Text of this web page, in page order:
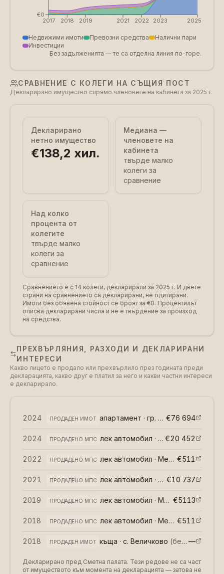
2017 2018 2019 2021 2022 2023 2025
€0
Недвижими имоти Превозни средства
Налични пари
Инвестиции
Без задълженията — те са отделна линия по-горе.
СРАВНЕНИЕ С КОЛЕГИ НА СЪЩИЯ ПОСТ
Декларирано имущество спрямо членовете на кабинета за 2025 г.
Декларирано
нетно имущество
€138,2 хил.
Медиана —
членовете на
кабинета
твърде малко
колеги за
сравнение
Над колко
процента от
колегите
твърде малко
колеги за
сравнение
Сравнението е с 14 колеги, декларирали за 2025 г. И двете
страни на сравнението са декларирани, не одитирани.
Имоти без обявена стойност се броят за €0. Процентилът
описва декларирани числа и не е твърдение за произход
на средства.
ПРЕХВЪРЛЯНИЯ, РАЗХОДИ И ДЕКЛАРИРАНИ
ИНТЕРЕСИ
Какво лицето е продало или прехвърлило през годината преди
декларацията, какво друг е платил за него и какви частни интереси
е декларирало.
2024 ПРОДАДЕН ИМОТ апартамент · гр. София (възмездно
€76 694
2024 ПРОДАДЕНО МПС лек автомобил · БМВ Х5 (
€20 452
2022 ПРОДАДЕНО МПС лек автомобил · Мерцедес С220 €511
2021 ПРОДАДЕНО МПС лек автомобил · БМВ Х5 (
€10 737
2019 ПРОДАДЕНО МПС лек автомобил · Мерцедес Е 350 €5113
2018 ПРОДАДЕНО МПС лек автомобил · Мерцедес МЛ 270ЦДИ €511
2018 ПРОДАДЕН ИМОТ къща · с. Величково (безвъзмездно —
Декларирано пред Сметна палата. Тези редове не са част
от имуществото към момента на декларацията — затова не